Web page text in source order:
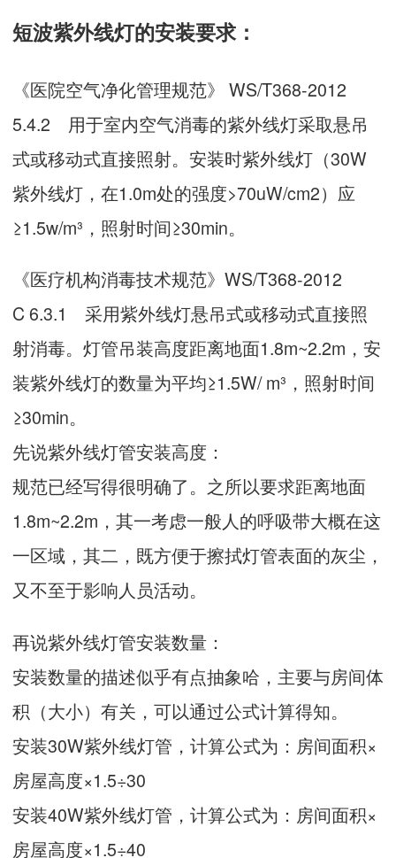
短波紫外线灯的安装要求：
《医院空气净化管理规范》 WS/T368-2012
5.4.2 用于室内空气消毒的紫外线灯采取悬吊
式或移动式直接照射。安装时紫外线灯（30W
紫外线灯，在1.0m处的强度>70uW/cm2）应
≥1.5w/m³，照射时间≥30min。
《医疗机构消毒技术规范》WS/T368-2012
C 6.3.1 采用紫外线灯悬吊式或移动式直接照
射消毒。灯管吊装高度距离地面1.8m~2.2m，安
装紫外线灯的数量为平均≥1.5W/ m³，照射时间
≥30min。
先说紫外线灯管安装高度：
规范已经写得很明确了。之所以要求距离地面
1.8m~2.2m，其一考虑一般人的呼吸带大概在这
一区域，其二，既方便于擦拭灯管表面的灰尘，
又不至于影响人员活动。
再说紫外线灯管安装数量：
安装数量的描述似乎有点抽象哈，主要与房间体
积（大小）有关，可以通过公式计算得知。
安装30W紫外线灯管，计算公式为：房间面积×
房屋高度×1.5÷30
安装40W紫外线灯管，计算公式为：房间面积×
房屋高度×1.5÷40